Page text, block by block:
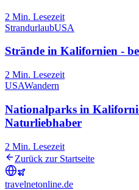
2 Min. Lesezeit
StrandurlaubUSA
Strände in Kalifornien -
2 Min. Lesezeit
USAWandern
Nationalparks in
Naturliebhaber
2 Min. Lesezeit
Zurück zur Startseite
travelnetonline.de